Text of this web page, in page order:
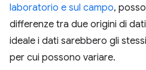
laboratorio e sul campo,
differenze tra due origini di dati
ideale i dati sarebbero gli
per cui possono variare.